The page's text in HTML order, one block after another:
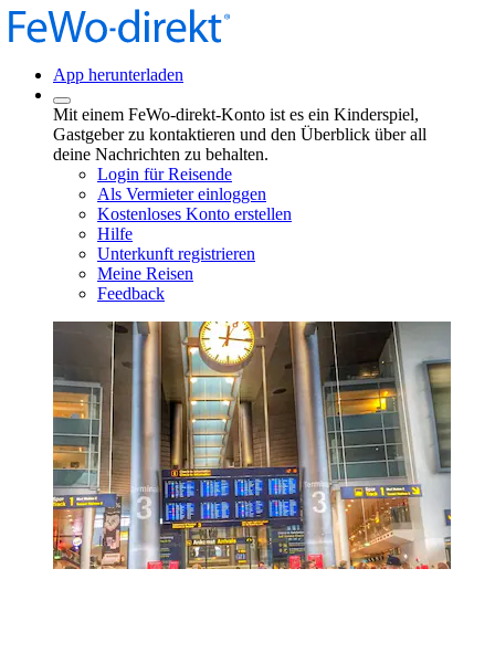
App herunterladen
Mit einem FeWo-direkt-Konto ist es ein Kinderspiel,
Gastgeber zu kontaktieren und den Überblick über all
deine Nachrichten zu behalten.
Login für Reisende
Als Vermieter einloggen
Kostenloses Konto erstellen
Hilfe
Unterkunft registrieren
Meine Reisen
Feedback